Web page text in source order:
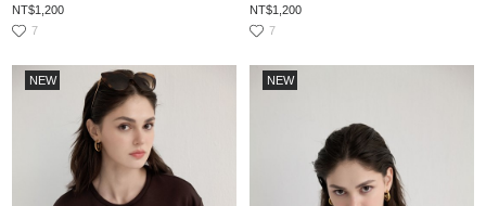
NT$1,200
7
NT$1,200
7
NEW NEW